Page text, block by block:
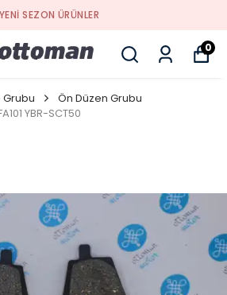
YENI SEZON ÜRÜNLER
0
Grubu
Ön Düzen Grubu
YBR-SCT50